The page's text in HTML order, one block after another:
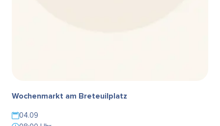
Wochenmarkt am Breteuilplatz
04.09